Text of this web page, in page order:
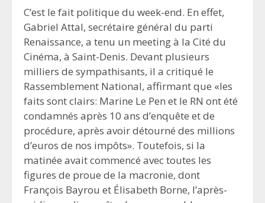
C’est le fait politique du week-end. En effet,
Gabriel Attal, secrétaire général du parti
Renaissance, a tenu un meeting à la Cité du
Cinéma, à Saint-Denis. Devant plusieurs
milliers de sympathisants, il a critiqué le
Rassemblement National, affirmant que «les
faits sont clairs: Marine Le Pen et le RN ont été
condamnés après 10 ans d’enquête et de
procédure, après avoir détourné des millions
d’euros de nos impôts». Toutefois, si la
matinée avait commencé avec toutes les
figures de proue de la macronie, dont
François Bayrou et Élisabeth Borne, l’après-